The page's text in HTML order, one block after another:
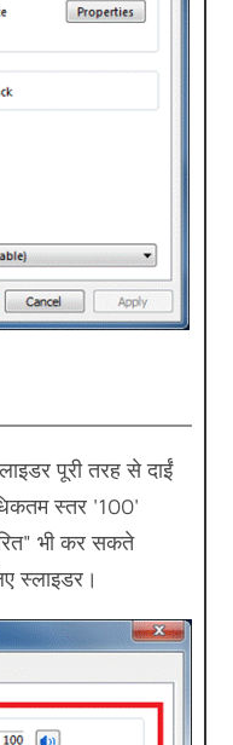
पूरी तरह से दाईं
स्तर '100'
भी कर सकते
स्लाइडर।